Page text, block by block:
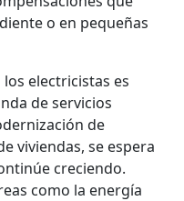
o en pequeñas
electricistas es
de servicios
de
viviendas, se espera
creciendo.
como la energía